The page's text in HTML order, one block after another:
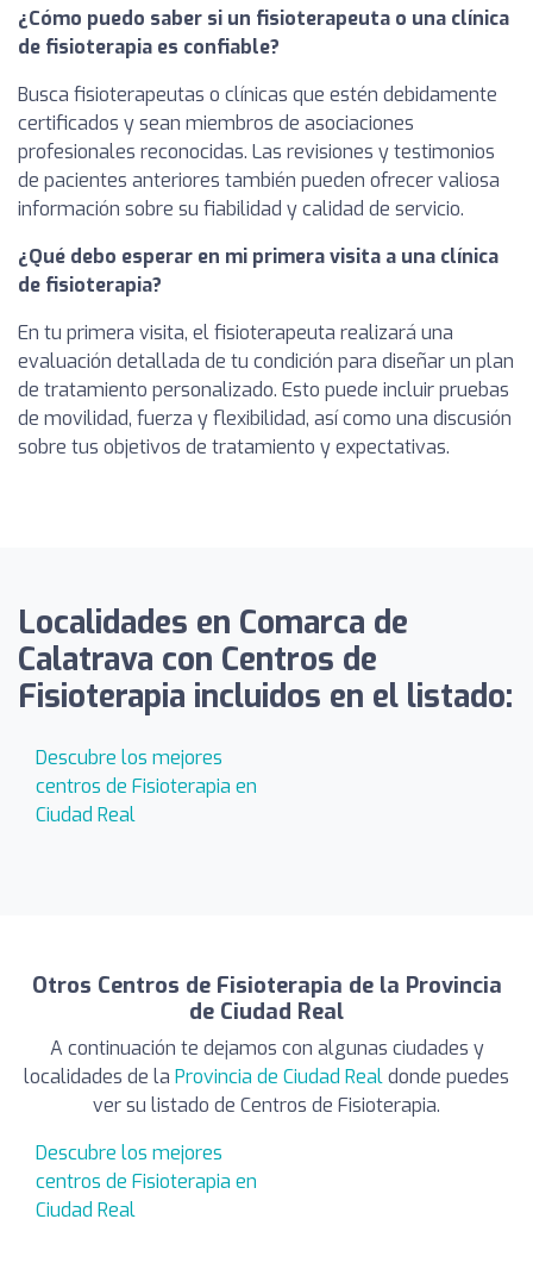
¿Cómo puedo saber si un fisioterapeuta o una clínica
de fisioterapia es confiable?
Busca fisioterapeutas o clínicas que estén debidamente
certificados y sean miembros de asociaciones
profesionales reconocidas. Las revisiones y testimonios
de pacientes anteriores también pueden ofrecer valiosa
información sobre su fiabilidad y calidad de servicio.
¿Qué debo esperar en mi primera visita a una clínica
de fisioterapia?
En tu primera visita, el fisioterapeuta realizará una
evaluación detallada de tu condición para diseñar un plan
de tratamiento personalizado. Esto puede incluir pruebas
de movilidad, fuerza y flexibilidad, así como una discusión
sobre tus objetivos de tratamiento y expectativas.
Localidades en Comarca de
Calatrava con Centros de
Fisioterapia incluidos en el listado:
Descubre los mejores
centros de Fisioterapia en
Ciudad Real
Otros Centros de Fisioterapia de la Provincia
de Ciudad Real
A continuación te dejamos con algunas ciudades y
localidades de la Provincia de Ciudad Realdonde puedes
ver su listado de Centros de Fisioterapia.
Descubre los mejores
centros de Fisioterapia en
Ciudad Real